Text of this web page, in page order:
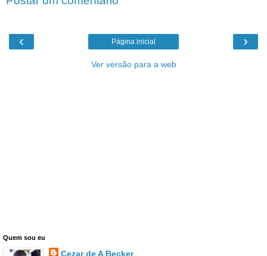
‹ ›
Página inicial
Ver versão para a web
Quem sou eu
Cezar de A Becker